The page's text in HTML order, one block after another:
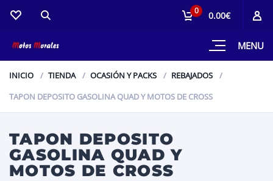
MENU
0 0.00€
INICIO TIENDA OCASIÓN Y PACKS
REBAJADOS
TAPON DEPOSITO GASOLINA QUAD Y MOTOS DE CROSS
TAPON DEPOSITO
GASOLINA QUAD Y
MOTOS DE CROSS